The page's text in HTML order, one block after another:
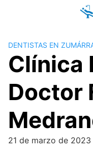
DENTISTAS EN
Clínica
Doctor
21 de marzo de 2023